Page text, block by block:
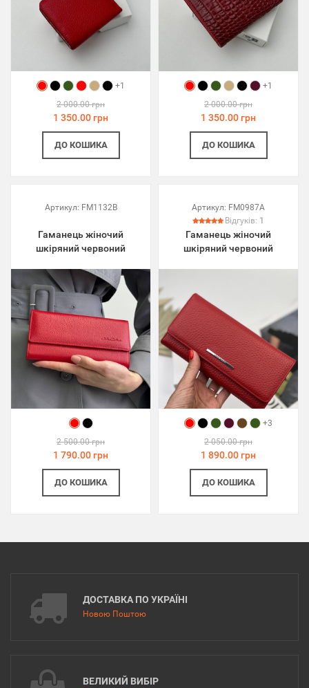
+1
2 000.00 грн
1 350.00 грн
ДО КОШИКА
+1
2 000.00 грн
1 350.00 грн
ДО КОШИКА
Артикул: FM1132B
Гаманець жіночий
шкіряний червоний
2 500.00 грн
1 790.00 грн
ДО КОШИКА
Артикул: FM0987A
Відгуків: 1
Гаманець жіночий
шкіряний червоний
+3
2 050.00 грн
1 890.00 грн
ДО КОШИКА
ДОСТАВКА ПО УКРАЇНІ
Новою Поштою
ВЕЛИКИЙ ВИБІР